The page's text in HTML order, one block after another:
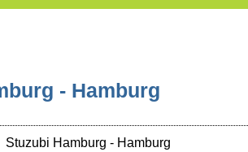
- Hamburg
Stuzubi Hamburg - Hamburg